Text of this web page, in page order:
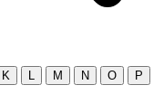
K M N O
P